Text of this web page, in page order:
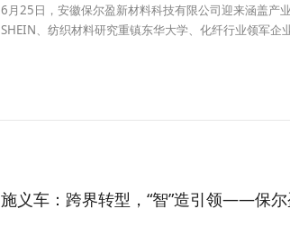
6月25日，安徽保尔盈新材料科技有限公司迎来涵盖产
SHEIN、纺织材料研究重镇东华大学、化纤行业领军
施义车：跨界转型，“智”造引领——保